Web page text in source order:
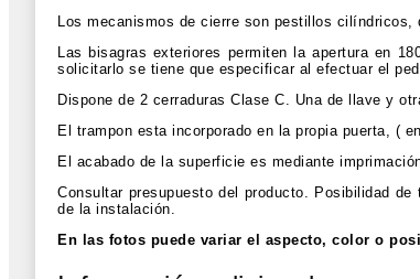
Los mecanismos de cierre son pestillos cilíndricos,
Las bisagras exteriores permiten la apertura en
solicitarlo se tiene que especificar al efectuar el
Dispone de 2 cerraduras Clase C. Una de llave y
El trampon esta incorporado en la propia puerta, (
El acabado de la superficie es mediante
Consultar presupuesto del producto. Posibilidad
de la instalación.
En las fotos puede variar el aspecto, color o